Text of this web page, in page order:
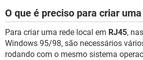
O que é preciso para criar
Para criar uma rede local em RJ45,
Windows 95/98, são necessários
rodando com o mesmo sistema